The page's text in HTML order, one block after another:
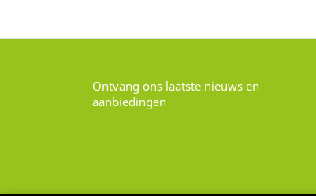
Ontvang ons laatste nieuws en
aanbiedingen